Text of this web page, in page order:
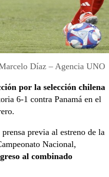
Díaz – Agencia UNO
por la selección chilena
6-1 contra Panamá en el
previa al estreno de la
Nacional,
al combinado